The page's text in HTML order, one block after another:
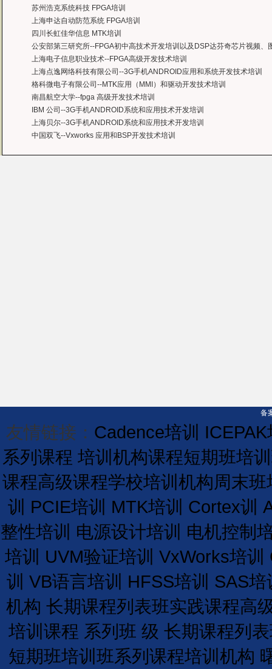
苏州浩克系统科技 FPGA培训
上海申达自动防范系统 FPGA培训
四川长虹佳华信息 MTK培训
公安部第三研究所--FPGA初中高技术开发培训以及DSP达芬奇芯片视频、
上海电子信息职业技术--FPGA高级开发技术培训
上海点逸网络科技有限公司--3G手机ANDROID应用和系统开发技术培训
格科微电子有限公司--MTK应用（MMI）和驱动开发技术培训
南昌航空大学--fpga 高级开发技术培训
IBM 公司--3G手机ANDROID系统和应用技术开发培训
上海贝尔--3G手机ANDROID系统和应用技术开发培训
中国双飞--Vxworks 应用和BSP开发技术培训
备
友情链接： Cadence培训
系列课程 培训机构课程短期班培训
课程高级课程学校培训 机构周末班
训 PCIE培训 MTK培训 Cortex训
整性培训 电源设计培训 电机控制
培训 UVM验证培训 VxWorks培训
训 VB语言培训 HFSS培训 SAS培
机构 长期课程列表班实践课程高
培训课程 系列班 级 长期课程列表
短期班培训 班系列课程培训 机构